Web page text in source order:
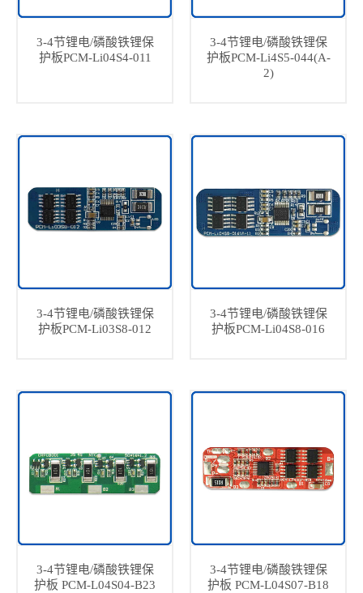
3-4节锂电/磷酸铁锂保
护板PCM-Li04S4-011
3-4节锂电/磷酸铁锂保
护板PCM-Li4S5-044(A-
2)
3-4节锂电/磷酸铁锂保
护板PCM-Li03S8-012
3-4节锂电/磷酸铁锂保
护板PCM-Li04S8-016
3-4节锂电/磷酸铁锂保
护板 PCM-L04S04-B23
3-4节锂电/磷酸铁锂保
护板 PCM-L04S07-B18